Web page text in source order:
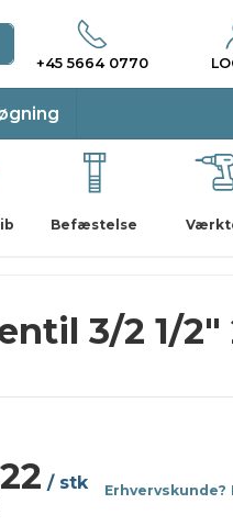
+45 5664 0770
Befæstelse
3/2 1/2"
/ stk